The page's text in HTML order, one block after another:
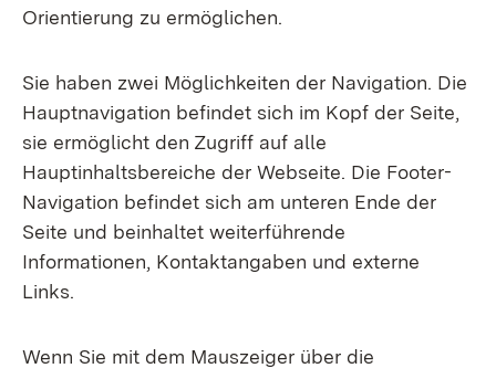
Orientierung zu ermöglichen.
Sie haben zwei Möglichkeiten der Navigation. Die
Hauptnavigation befindet sich im Kopf der Seite,
sie ermöglicht den Zugriff auf alle
Hauptinhaltsbereiche der Webseite. Die Footer-
Navigation befindet sich am unteren Ende der
Seite und beinhaltet weiterführende
Informationen, Kontaktangaben und externe
Links.
Wenn Sie mit dem Mauszeiger über die